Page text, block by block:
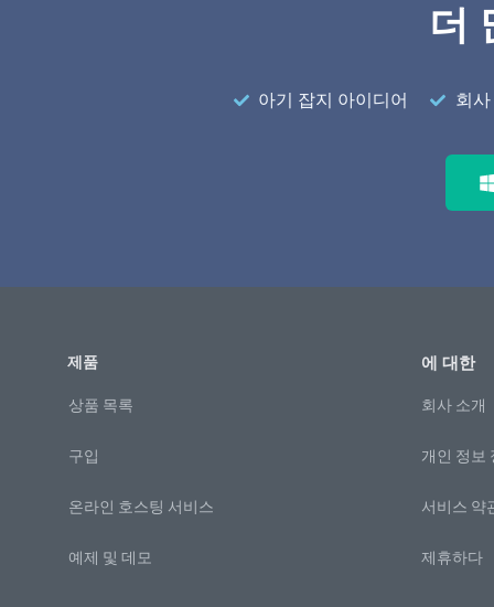
더
아기 잡지 아이디어 회
제품
상품 목록
구입
온라인 호스팅 서비스
예제 및 데모
에 대한
회사 소개
개인 정보
서비스 약
제휴하다